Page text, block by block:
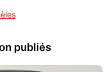
publiés